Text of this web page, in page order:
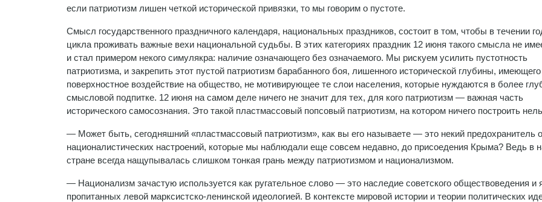
если патриотизм лишен четкой исторической привязки, то мы говорим о пустоте.
Смысл государственного праздничного календаря, национальных праздников, состоит в том, чтобы в течении
цикла проживать важные вехи национальной судьбы. В этих категориях праздник 12 июня такого смысла не
и стал примером некого симулякра: наличие означающего без означаемого. Мы рискуем усилить пустотность
патриотизма, и закрепить этот пустой патриотизм барабанного боя, лишенного исторической глубины,
поверхностное воздействие на общество, не мотивирующее те слои населения, которые нуждаются в более
смысловой подпитке. 12 июня на самом деле ничего не значит для тех, для кого патриотизм — важная часть
исторического самосознания. Это такой пластмассовый попсовый патриотизм, на котором ничего построить
— Может быть, сегодняшний «пластмассовый патриотизм», как вы его называете — это некий предохранитель
националистических настроений, которые мы наблюдали еще совсем недавно, до присоедения Крыма? Ведь в
стране всегда нащупывалась слишком тонкая грань между патриотизмом и национализмом.
— Национализм зачастую используется как ругательное слово — это наследие советского обществоведения и
пропитанных левой марксистско-ленинской идеологией. В контексте мировой истории и теории политических